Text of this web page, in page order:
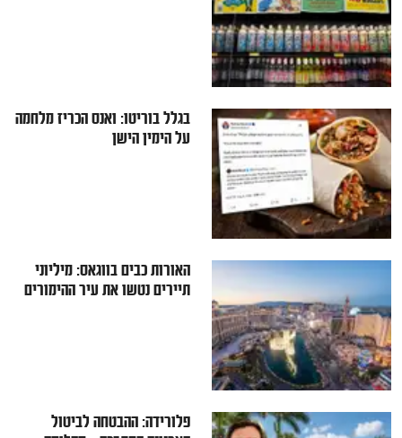
בגלל בוריטו: ואנס הכריז מלחמה
על הימין הישן
האורות כבים בווגאס: מיליוני
תיירים נטשו את עיר ההימורים
פלורידה: ההבטחה לביטול